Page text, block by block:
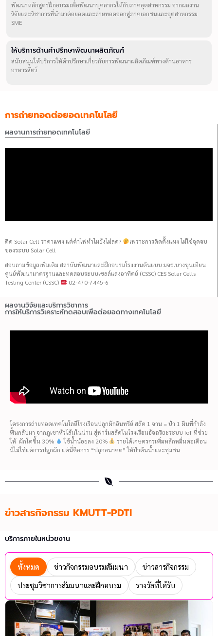
พัฒนาหลักสูตรฝึกอบรมเพื่อพัฒนาบุคลากรให้กับภาคอุตสาหกรรม จากผลงาน
วิจัยและวิชาการที่นำมาต่อยอดและถ่ายทอดออกสู่ภาคเอกชนและอุตสาหกรรม
SME
ให้บริการด้านคำปรึกษาพัฒนาผลิตภัณฑ์
สนับสนุนให้บริการให้คำปรึกษาเกี่ยวกับการพัฒนาผลิตภัณฑ์ทางด้านอาหาร
อาหารสัตว์
การถ่ายทอดต่อยอดเทคโนโลยี
ผลงานการถ่ายทอดเทคโนโลยี
ติด Solar Cell ราคาแพง แต่ค่าไฟทำไมยังไม่ลด?
เพราะการติดตั้งแผง ไม่ใช่จุดจบ
ของระบบ Solar Cell
สอบถามข้อมูลเพิ่มเติม สถาบันพัฒนาและฝึกอบรมโรงงานต้นแบบ มจธ.บางขุนเทียน
ศูนย์พัฒนามาตรฐานและทดสอบระบบเซลล์แสงอาทิตย์ (CSSC) CES Solar Cells
Testing Center (CSSC)
02-470-7445-6
ผลงานวิจัยและบริการวิชาการ
การให้บริการวิเคราะห์ทดสอบเพื่อต่อยอดทางเทคโนโลยี
โครงการถ่ายทอดเทคโนโลยีโรงเรือนปลูกผักอินทรีย์ สลัด 1 จาน = ป่า 1 ผืนที่กำลัง
ฟื้นกลับมา จากภูเขาหัวโล้นในน่าน สู่ฟาร์มสลัดในโรงเรือนอัจฉริยะระบบ IoT ที่ช่วย
ให้ ผักโตขึ้น 30%
ใช้น้ำน้อยลง 20%
รายได้เกษตรกรเพิ่มหลักหมื่นต่อเดือน
นี่ไม่ใช่แค่การปลูกผัก แต่นี่คือการ “ปลูกอนาคต” ให้ป่าต้นน้ำและชุมชน
ข่าวสารกิจกรรม KMUTT-PDTI
บริการภายในหน่วยงาน
ทั้งหมด ข่าวกิจกรรมอบรมสัมมนา
ข่าวสารกิจกรรม
ประชุมวิชาการสัมมนาและฝึกอบรม
รางวัลที่ได้รับ